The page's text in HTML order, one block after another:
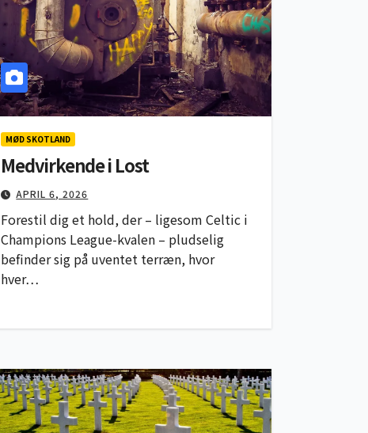
MØD SKOTLAND
Medvirkende i Lost
APRIL 6, 2026
Forestil dig et hold, der – ligesom Celtic i
Champions League-kvalen – pludselig
befinder sig på uventet terræn, hvor
hver…